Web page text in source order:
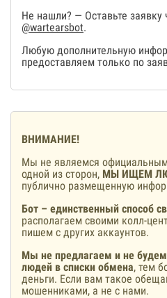
Не нашли? — Оставьте заявку
@wartearsbot.
Любую дополнительную
предоставляем только по
ВНИМАНИЕ!
Мы не являемся
одной из сторон, МЫ ИЩЕМ
публично размещенную
Бот – единственный способ
располагаем своими колл-
пишем с других аккаунтов.
Мы не предлагаем и не
людей в списки обмена, тем
деньги. Если вам такое
мошенниками, а не с нами.